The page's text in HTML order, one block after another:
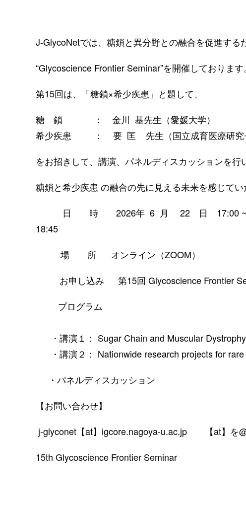
J-GlycoNetでは、糖鎖と異分野との融合を促進す
“Glycoscience Frontier Seminar”を開催しております。
第15回は、「糖鎖×希少疾患」と題して、
糖 鎖 ： 金川 基先生（愛媛大学）
希少疾患 ： 要 匡 先生（国立成育医療研究
をお招きして、講演、パネルディスカッションを行
糖鎖と希少疾患 の融合の先に見える未来を感じて
日 時 2026年 6 月 22 日 17:00 ~
場 所 オンライン（ZOOM）
お申し込み 第15回 Glycoscience Frontier
プログラム
・講演１： Sugar Chain and Muscular Dystrophy
・講演２： Nationwide research projects for
・パネルディスカッション
【お問い合わせ】
j-glyconet【at】igcore.nagoya-u.ac.jp 【at】を@
15th Glycoscience Frontier Seminar